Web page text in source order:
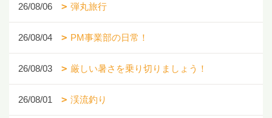
26/08/06 弾丸旅行
26/08/04 PM事業部の日常！
26/08/03 厳しい暑さを乗り切りましょう！
26/08/01 渓流釣り